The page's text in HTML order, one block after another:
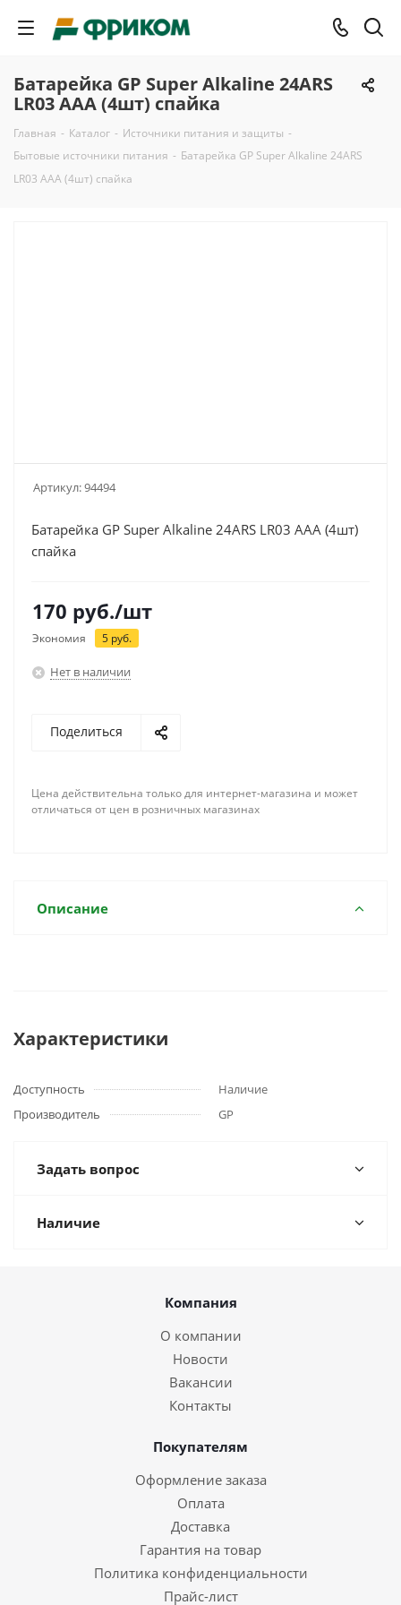
Батарейка GP Super Alkaline 24ARS
LR03 AAA (4шт) спайка
Главная - Каталог - Источники питания и защиты -
Бытовые источники питания - Батарейка GP Super Alkaline 24ARS
LR03 AAA (4шт) спайка
Артикул:94494
Батарейка GP Super Alkaline 24ARS LR03 AAA (4шт)
спайка
170 руб./шт
Экономия 5 руб.
Нет в наличии
Поделиться
Цена действительна только для интернет-магазина и может
отличаться от цен в розничных магазинах
Описание
Характеристики
Доступность
Наличие
Производитель
GP
Задать вопрос
Наличие
Компания
О компании
Новости
Вакансии
Контакты
Покупателям
Оформление заказа
Оплата
Доставка
Гарантия на товар
Политика конфиденциальности
Прайс-лист